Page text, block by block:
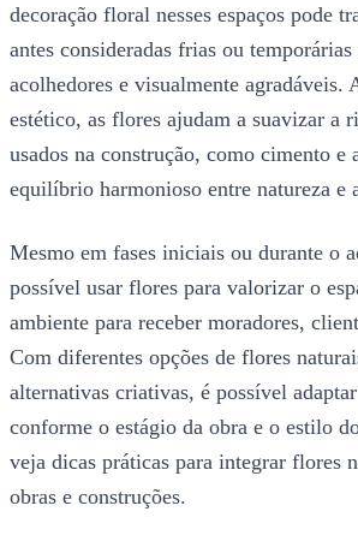
decoração floral nesses espaços pode
antes consideradas frias ou
acolhedores e visualmente agradáveis.
estético, as flores ajudam a suavizar a
usados na construção, como cimento e
equilíbrio harmonioso entre natureza e
Mesmo em fases iniciais ou durante o
possível usar flores para valorizar o
ambiente para receber moradores,
Com diferentes opções de flores
alternativas criativas, é possível
conforme o estágio da obra e o estilo
veja dicas práticas para integrar flores
obras e construções.